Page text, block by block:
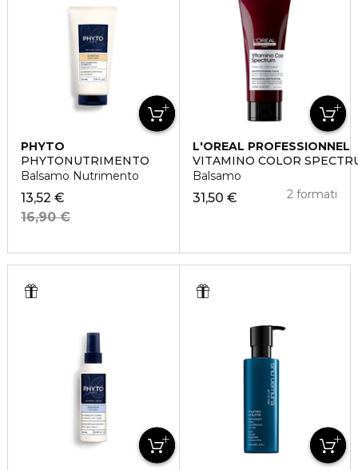
PHYTO
PHYTONUTRIMENTO
Balsamo Nutrimento
13,52 €
16,90 €
L'OREAL PROFESSIONNEL
VITAMINO COLOR
Balsamo
31,50 € 2 formati